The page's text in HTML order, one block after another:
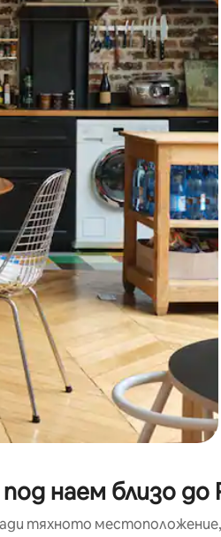
или навигирайте с докосване
наем близо до
тяхното